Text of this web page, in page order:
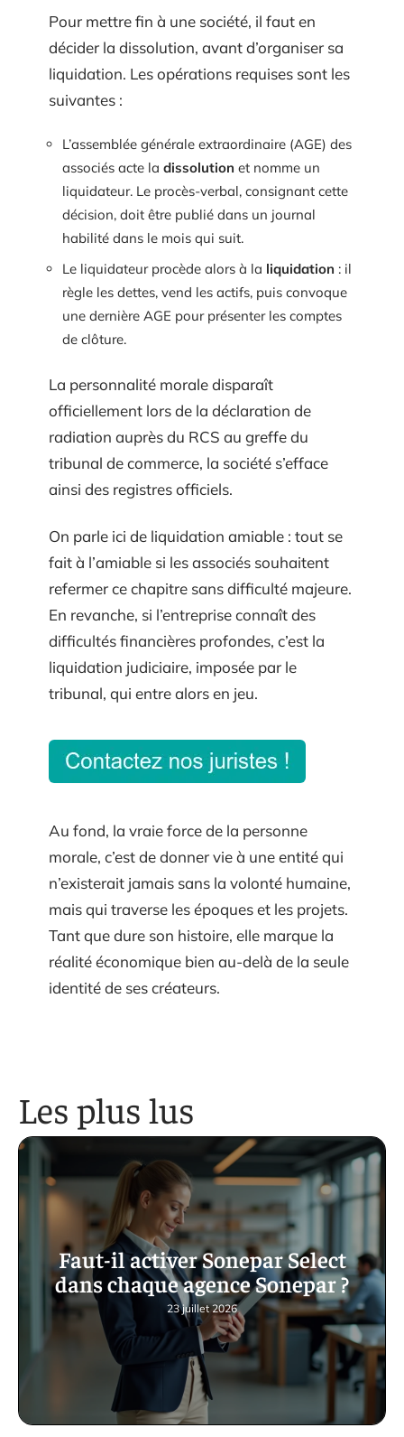
Pour mettre fin à une société, il faut en
décider la dissolution, avant d’organiser sa
liquidation. Les opérations requises sont les
suivantes :
L’assemblée générale extraordinaire (AGE) des
associés acte la dissolution et nomme un
liquidateur. Le procès-verbal, consignant cette
décision, doit être publié dans un journal
habilité dans le mois qui suit.
Le liquidateur procède alors à la liquidation : il
règle les dettes, vend les actifs, puis convoque
une dernière AGE pour présenter les comptes
de clôture.
La personnalité morale disparaît
officiellement lors de la déclaration de
radiation auprès du RCS au greffe du
tribunal de commerce, la société s’efface
ainsi des registres officiels.
On parle ici de liquidation amiable : tout se
fait à l’amiable si les associés souhaitent
refermer ce chapitre sans difficulté majeure.
En revanche, si l’entreprise connaît des
difficultés financières profondes, c’est la
liquidation judiciaire, imposée par le
tribunal, qui entre alors en jeu.
Au fond, la vraie force de la personne
morale, c’est de donner vie à une entité qui
n’existerait jamais sans la volonté humaine,
mais qui traverse les époques et les projets.
Tant que dure son histoire, elle marque la
réalité économique bien au-delà de la seule
identité de ses créateurs.
Les plus lus
Faut-il activer Sonepar Select
dans chaque agence Sonepar ?
23 juillet 2026